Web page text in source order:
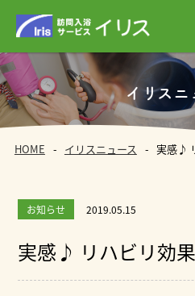
イリスニ
HOME イリスニュース 実感♪
お知らせ 2019.05.15
実感♪ リハビリ効果